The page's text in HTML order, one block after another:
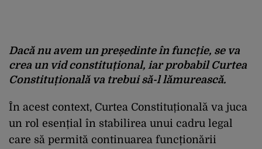
Dacă nu avem un președinte în funcție, se va
crea un vid constituțional, iar probabil Curtea
Constituțională va trebui să-l lămurească.
În acest context, Curtea Constituțională va juca
un rol esențial în stabilirea unui cadru legal
care să permită continuarea funcționării